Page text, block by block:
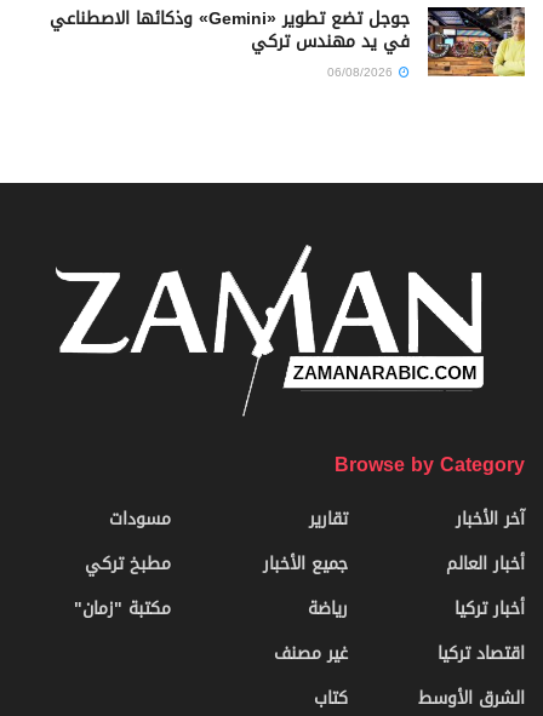
جوجل تضع تطوير «Gemini» وذكائها الاصطناعي
في يد مهندس تركي
Browse by Category
آخر الأخبار
أخبار العالم
أخبار تركيا
اقتصاد تركيا
الشرق الأوسط
تقارير
جميع الأخبار
رياضة
غير مصنف
كتاب
مسودات
مطبخ تركي
مكتبة "زمان"